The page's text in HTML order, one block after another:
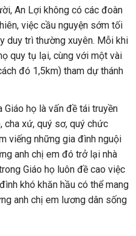
An Lợi không có các đoàn
việc cầu nguyện sớm tối
duy trì thường xuyên. Mỗi khi
quy tụ lại, cùng với một vài
đó 1,5km) tham dự thánh
Giáo họ là vấn đề tái truyền
xứ, quý sơ, quý chức
viếng những gia đình nguội
anh chị em đó trở lại nhà
Giáo họ luôn đề cao việc
khó khăn hầu có thể mang
anh chị em lương dân sống